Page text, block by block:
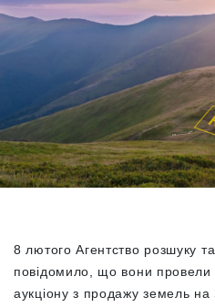
8 лютого Агентство розшуку
повідомило, що вони провели
аукціону з продажу земель на